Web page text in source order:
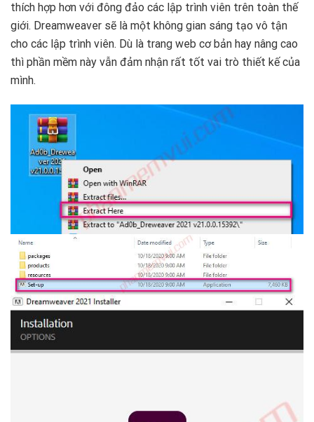
thích hợp hơn với đông đảo các lập trình viên trên toàn thế
giới. Dreamweaver sẽ là một không gian sáng tạo vô tận
cho các lập trình viên. Dù là trang web cơ bản hay nâng cao
thì phần mềm này vẫn đảm nhận rất tốt vai trò thiết kế của
mình.